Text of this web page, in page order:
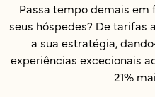
Passa tempo demais em
seus hóspedes? De tarifas
a sua estratégia,
experiências excecionais
21%